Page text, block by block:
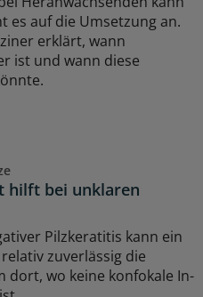
es auf die Umsetzung an.
erklärt, wann
ist und wann diese
hilft bei unklaren
Pilzkeratitis kann ein
zuverlässig die
dort, wo keine konfokale In-